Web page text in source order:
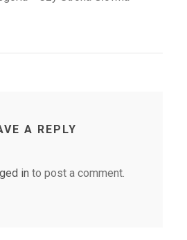
A REPLY
in to post a comment.